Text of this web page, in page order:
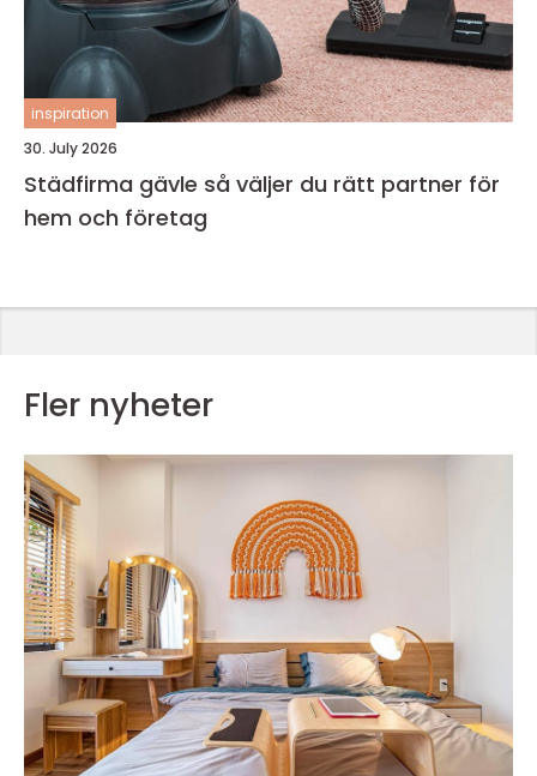
inspiration
30. July 2026
Städfirma gävle så väljer du rätt partner för
hem och företag
Fler nyheter